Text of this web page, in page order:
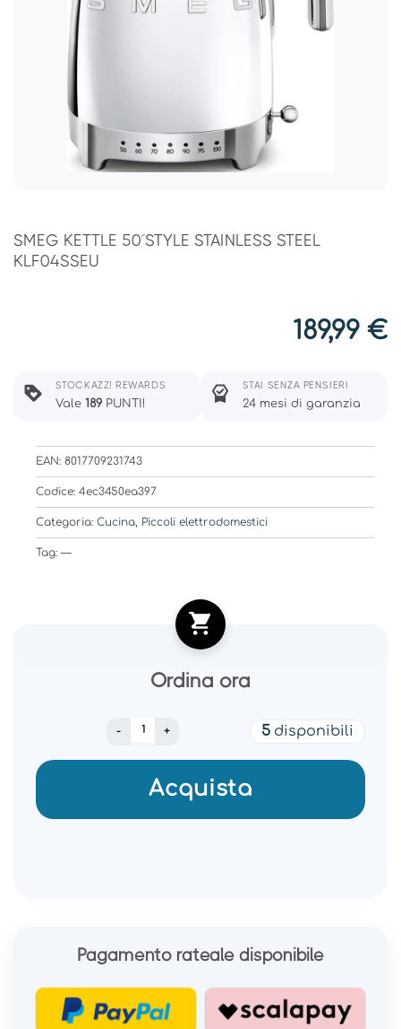
SMEG KETTLE 50´STYLE STAINLESS STEEL
KLF04SSEU
189,99 €
STOCKAZZ! REWARDS
Vale 189 PUNTI!
STAI SENZA PENSIERI
24 mesi di garanzia
EAN: 8017709231743
Codice: 4ec3450ea397
Categoria: Cucina, Piccoli elettrodomestici
Tag: —
Ordina ora
SMEG KETTLE 50´STYLE STAINLESS
5 disponibili
Acquista
Pagamento rateale disponibile